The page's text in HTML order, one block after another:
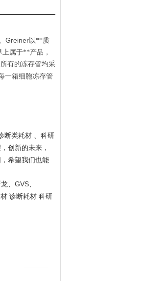
Greiner以**质
属于**产品，
有的冻存管均采
一箱细胞冻存管
断类耗材 、科研
创新的未来，
希望我们也能
、 GVS、
诊断耗材 科研